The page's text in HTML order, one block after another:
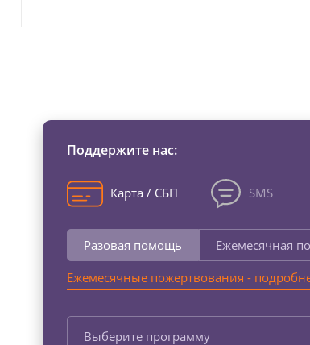
Поддержите нас:
Карта / СБП SMS
Разовая помощь
Ежемесячная
Ежемесячные пожертвования -
Выберите программу